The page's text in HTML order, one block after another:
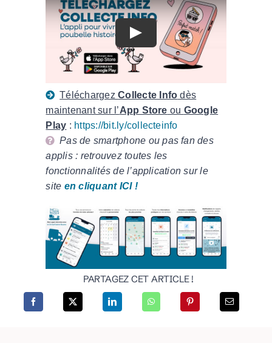
TéléchargezCollecte Info dès
maintenant sur l’App Store ou Google
Play : https://bit.ly/collecteinfo
Pas de smartphone ou pas fan des
applis : retrouvez toutes les
fonctionnalités de l’application sur le
site en cliquant ICI !
PARTAGEZ CET ARTICLE !